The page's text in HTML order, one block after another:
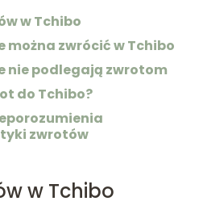
w Tchibo
można zwrócić w Tchibo
nie podlegają zwrotom
do Tchibo?
zwrotów
w Tchibo